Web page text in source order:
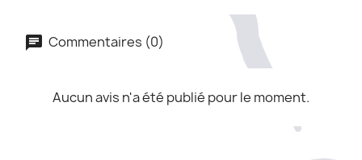
Commentaires (0)
Aucun avis n'a été publié pour le moment.